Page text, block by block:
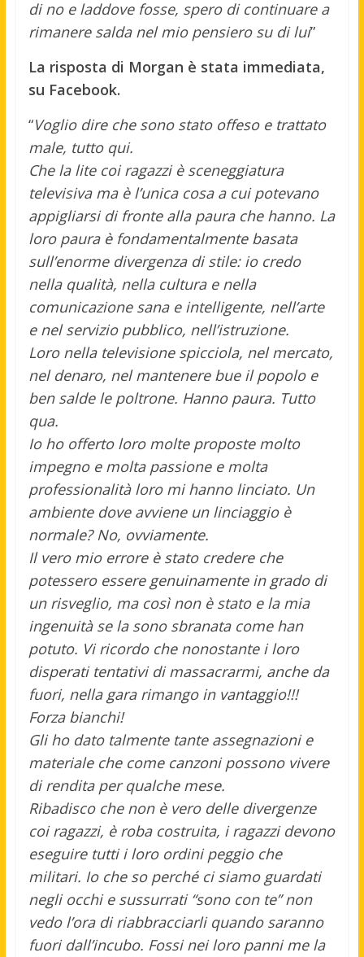
di no e laddove fosse, spero di continuare a
rimanere salda nel mio pensiero su di lui”
La risposta di Morgan è stata immediata,
su Facebook.
“Voglio dire che sono stato offeso e trattato
male, tutto qui.
Che la lite coi ragazzi è sceneggiatura
televisiva ma è l’unica cosa a cui potevano
appigliarsi di fronte alla paura che hanno. La
loro paura è fondamentalmente basata
sull’enorme divergenza di stile: io credo
nella qualità, nella cultura e nella
comunicazione sana e intelligente, nell’arte
e nel servizio pubblico, nell’istruzione.
Loro nella televisione spicciola, nel mercato,
nel denaro, nel mantenere bue il popolo e
ben salde le poltrone. Hanno paura. Tutto
qua.
Io ho offerto loro molte proposte molto
impegno e molta passione e molta
professionalità loro mi hanno linciato. Un
ambiente dove avviene un linciaggio è
normale? No, ovviamente.
Il vero mio errore è stato credere che
potessero essere genuinamente in grado di
un risveglio, ma così non è stato e la mia
ingenuità se la sono sbranata come han
potuto. Vi ricordo che nonostante i loro
disperati tentativi di massacrarmi, anche da
fuori, nella gara rimango in vantaggio!!!
Forza bianchi!
Gli ho dato talmente tante assegnazioni e
materiale che come canzoni possono vivere
di rendita per qualche mese.
Ribadisco che non è vero delle divergenze
coi ragazzi, è roba costruita, i ragazzi devono
eseguire tutti i loro ordini peggio che
militari. Io che so perché ci siamo guardati
negli occhi e sussurrati “sono con te” non
vedo l’ora di riabbracciarli quando saranno
fuori dall’incubo. Fossi nei loro panni me la